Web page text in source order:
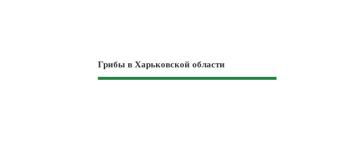
Грибы в Харьковской области